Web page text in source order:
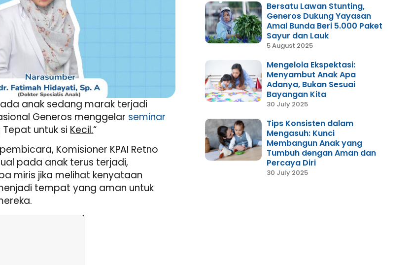
anak sedang marak terjadi
Generos menggelar seminar
Tepat untuk si Kecil.“
Komisioner KPAI Retno
pada anak terus terjadi,
miris jika melihat kenyataan
tempat yang aman untuk
Bersatu Lawan Stunting,
Generos Dukung Yayasan
Amal Bunda Beri 5.000 Paket
Sayur dan Lauk
5 August 2025
Mengelola Ekspektasi:
Menyambut Anak Apa
Adanya, Bukan Sesuai
Bayangan Kita
30 July 2025
Tips Konsisten dalam
Mengasuh: Kunci
Membangun Anak yang
Tumbuh dengan Aman dan
Percaya Diri
30 July 2025